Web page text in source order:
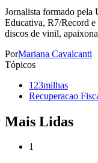
Jornalista formado pela
Educativa, R7/Record
discos de vinil,
PorMariana Cavalcanti
Tópicos
123milhas
Recuperacao
Mais Lidas
1